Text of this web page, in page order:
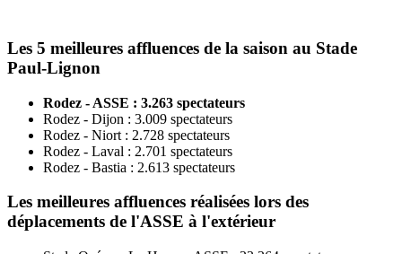
Les 5 meilleures affluences de la saison au Stade
Paul-Lignon
Rodez - ASSE : 3.263 spectateurs
Rodez - Dijon : 3.009 spectateurs
Rodez - Niort : 2.728 spectateurs
Rodez - Laval : 2.701 spectateurs
Rodez - Bastia : 2.613 spectateurs
Les meilleures affluences réalisées lors des
déplacements de l'ASSE à l'extérieur